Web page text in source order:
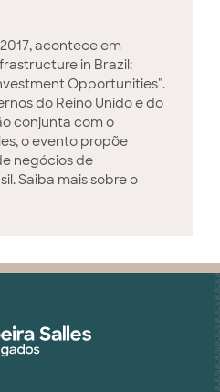
acontece em
in Brazil:
Opportunities".
do Reino Unido e do
conjunta com o
o evento propõe
negócios de
Saiba mais sobre o